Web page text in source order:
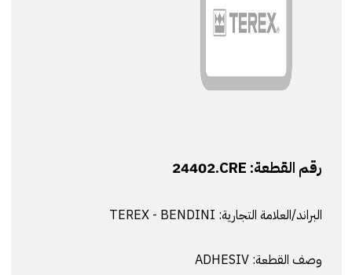
رقم القطعة: 24402.CRE
البراند/العلامة التجارية:
وصف القطعة: ADHESIV